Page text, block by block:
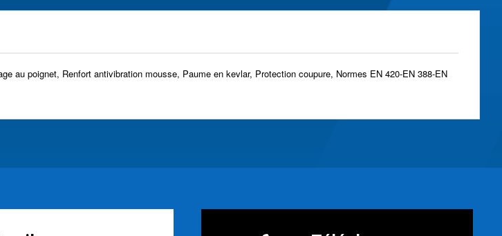
au poignet, Renfort antivibration mousse, Paume en kevlar, Protection coupure, Normes EN 420-EN 388-EN